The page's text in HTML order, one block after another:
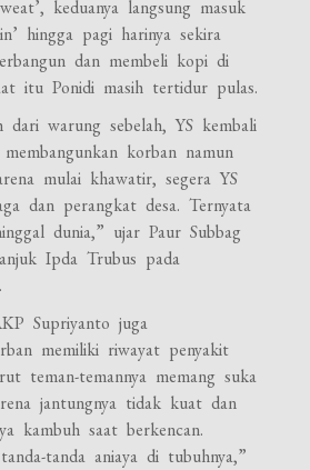
keduanya langsung masuk
hingga pagi harinya sekira
dan membeli kopi di
itu Ponidi masih tertidur pulas.
dari warung sebelah, YS kembali
korban namun
mulai khawatir, segera YS
dan perangkat desa. Ternyata
dunia,” ujar Paur Subbag
Ipda Trubus pada
Supriyanto juga
memiliki riwayat penyakit
teman-temannya memang suka
jantungnya tidak kuat dan
kambuh saat berkencan.
tanda aniaya di tubuhnya,”